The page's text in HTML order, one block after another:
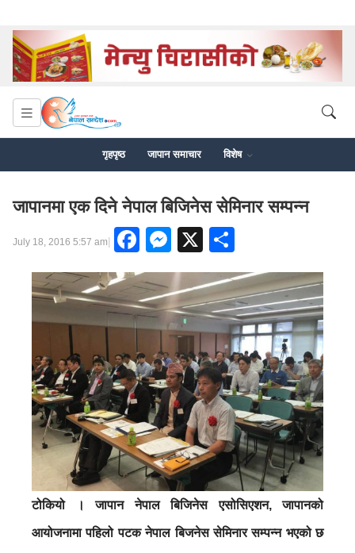
गृहपृष्ठ जापान समाचार विशेष
जापानमा एक दिने नेपाल बिजिनेस सेमिनार सम्पन्न
July 18, 2016 5:57 am| Facebook
Messenger
X
टोकियो । जापान नेपाल बिजिनेस एसोसिएशन, जापानको
आयोजनामा पहिलो पटक नेपाल बिजनेस सेमिनार सम्पन्न भएको छ